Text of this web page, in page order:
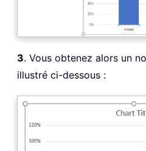
3. Vous obtenez alors un
illustré ci-dessous :